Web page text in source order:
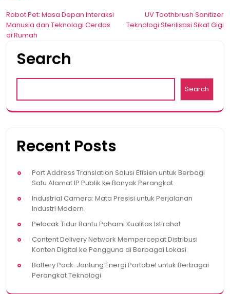
Post
navigation
Robot Pet: Masa Depan Interaksi
Manusia dan Teknologi Cerdas
di Rumah
UV Toothbrush Sanitizer
Teknologi Sterilisasi Sikat Gigi
Search
Search
Recent Posts
Port Address Translation Solusi Efisien untuk Berbagi
Satu Alamat IP Publik ke Banyak Perangkat
Industrial Camera: Mata Presisi untuk Perjalanan
Industri Modern
Pelacak Tidur Bantu Pahami Kualitas Istirahat
Content Delivery Network Mempercepat Distribusi
Konten Digital ke Pengguna di Berbagai Lokasi
Battery Pack: Jantung Energi Portabel untuk Berbagai
Perangkat Teknologi